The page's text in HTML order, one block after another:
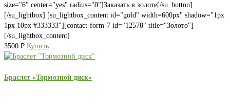
size="6" center="yes" radius="0"]Заказать в золоте[/su_button]
[/su_lightbox] [su_lightbox_content id="gold" width=600px" shadow="1px
1px 10px #333333"][contact-form-7 id="12578" title="Золото"]
[/su_lightbox_content]
3500 ₽ Купить
Браслет «Тормозной диск»